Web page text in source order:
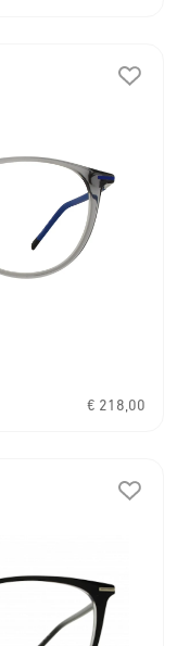
€ 218,00